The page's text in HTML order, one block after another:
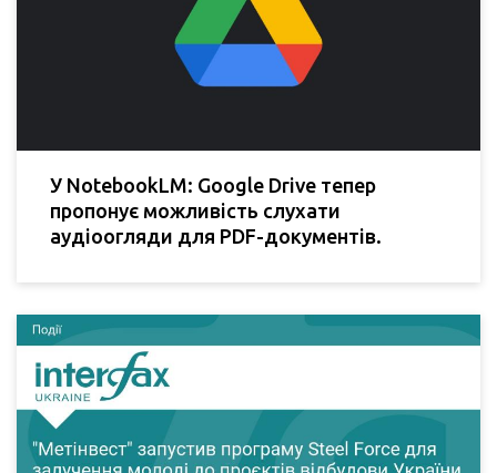
У NotebookLM: Google Drive тепер
пропонує можливість слухати
аудіоогляди для PDF-документів.